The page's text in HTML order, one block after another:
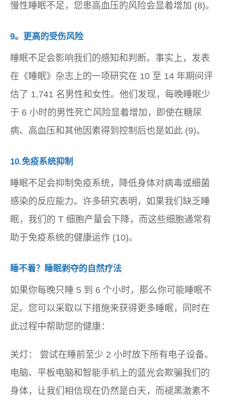
慢性睡眠不足，您患高血压的风险会显着增加 (8)。
9。更高的受伤风险
睡眠不足会影响我们的感知和判断。事实上，发表
在《睡眠》杂志上的一项研究在 10 至 14 年期间评
估了 1,741 名男性和女性。他们发现，每晚睡眠少
于 6 小时的男性死亡风险显着增加，即使在糖尿
病、高血压和其他因素得到控制后也是如此 (9)。
10.免疫系统抑制
睡眠不足会抑制免疫系统，降低身体对病毒或细菌
感染的反应能力。许多研究表明，如果我们缺乏睡
眠，我们的 T 细胞产量会下降，而这些细胞通常有
助于免疫系统的健康运作 (10)。
睡不着？睡眠剥夺的自然疗法
如果你每晚只睡 5 到 6 个小时，那么你可能睡眠不
足。您可以采取以下措施来获得更多睡眠，同时在
此过程中帮助您的健康：
关灯：
尝试在睡前至少 2 小时放下所有电子设备。
电脑、平板电脑和智能手机上的蓝光会欺骗我们的
身体，让我们相信现在仍然是白天，而褪黑激素不